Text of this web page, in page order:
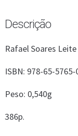
Descrição
Rafael Soares Leite
ISBN: 978-65-
Peso: 0,540g
386p.